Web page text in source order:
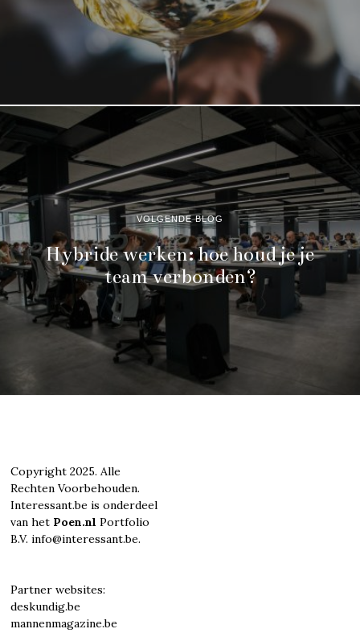
VOLGENDE BLOG
Hybride werken: hoe houd je je
team verbonden?
Copyright 2025. Alle
Rechten Voorbehouden.
Interessant.be is onderdeel
van het Poen.nl Portfolio
B.V. info@interessant.be.
Partner websites:
deskundig.be
mannenmagazine.be